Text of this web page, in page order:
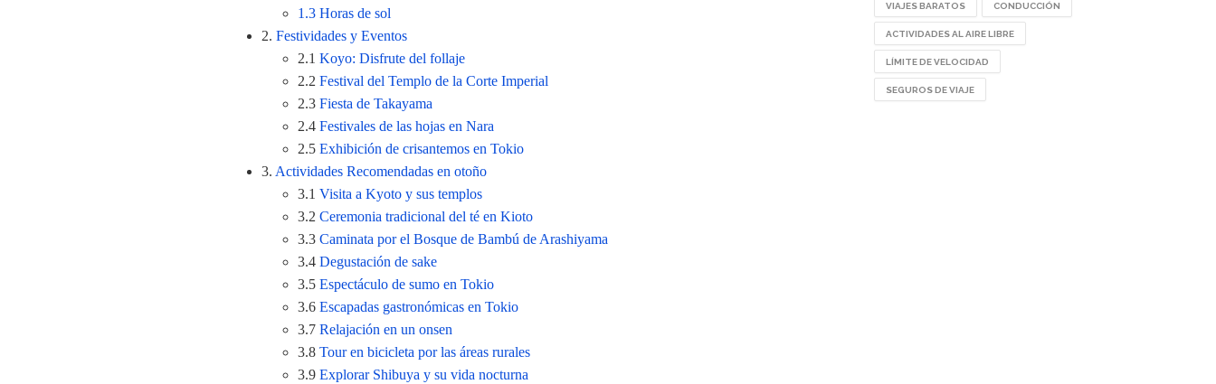
1.3 Horas de sol
2. Festividades y Eventos
2.1 Koyo: Disfrute del follaje
2.2 Festival del Templo de la Corte Imperial
2.3 Fiesta de Takayama
2.4 Festivales de las hojas en Nara
2.5 Exhibición de crisantemos en Tokio
3. Actividades Recomendadas en otoño
3.1 Visita a Kyoto y sus templos
3.2 Ceremonia tradicional del té en Kioto
3.3 Caminata por el Bosque de Bambú de Arashiyama
3.4 Degustación de sake
3.5 Espectáculo de sumo en Tokio
3.6 Escapadas gastronómicas en Tokio
3.7 Relajación en un onsen
3.8 Tour en bicicleta por las áreas rurales
3.9 Explorar Shibuya y su vida nocturna
VIAJES BARATOS CONDUCCIÓN
ACTIVIDADES AL AIRE LIBRE
LÍMITE DE VELOCIDAD
SEGUROS DE VIAJE